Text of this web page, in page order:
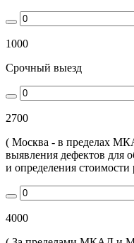
1000
Срочный выезд
2700
( Москва - в пределах
выявления дефектов для
и определения стоимости
4000